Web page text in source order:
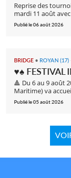
Reprise des
mardi 11 août
Publié le 06 août 2026
BRIDGE • ROYAN (17)
♥️♠️ FESTIVAL
🔺 Du 6 au 9 août
Maritime) va
Publié le 05 août 2026